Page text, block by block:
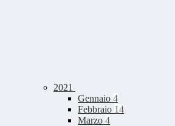
2021
Gennaio 4
Febbraio 14
Marzo 4